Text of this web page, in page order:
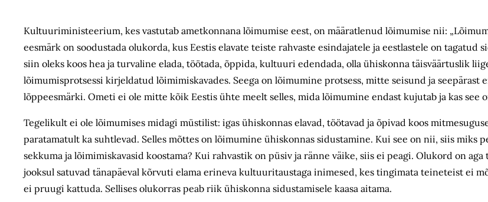
Kultuuriministeerium, kes vastutab ametkonnana lõimumise eest, on määratlenud lõimumise nii:
eesmärk on soodustada olukorda, kus Eestis elavate teiste rahvaste esindajatele ja eestlastele on tagatud
siin oleks koos hea ja turvaline elada, töötada, õppida, kultuuri edendada, olla ühiskonna täisväärtuslik
lõimumisprotsessi kirjeldatud lõimimiskavades. Seega on lõimumine protsess, mitte seisund ja seepärast
lõppeesmärki. Ometi ei ole mitte kõik Eestis ühte meelt selles, mida lõimumine endast kujutab ja kas see
Tegelikult ei ole lõimumises midagi müstilist: igas ühiskonnas elavad, töötavad ja õpivad koos
paratamatult ka suhtlevad. Selles mõttes on lõimumine ühiskonnas sidustamine. Kui see on nii, siis miks
sekkuma ja lõimimiskavasid koostama? Kui rahvastik on püsiv ja ränne väike, siis ei peagi. Olukord on
jooksul satuvad tänapäeval kõrvuti elama erineva kultuuritaustaga inimesed, kes tingimata teineteist ei
ei pruugi kattuda. Sellises olukorras peab riik ühiskonna sidustamisele kaasa aitama.